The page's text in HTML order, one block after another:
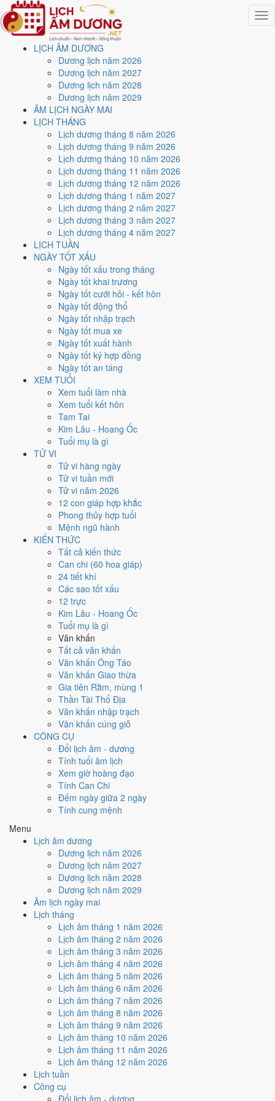
LỊCH ÂM DƯƠNG
Dương lịch năm 2026
Dương lịch năm 2027
Dương lịch năm 2028
Dương lịch năm 2029
ÂM LỊCH NGÀY MAI
LỊCH THÁNG
Lịch dương tháng 8 năm 2026
Lịch dương tháng 9 năm 2026
Lịch dương tháng 10 năm 2026
Lịch dương tháng 11 năm 2026
Lịch dương tháng 12 năm 2026
Lịch dương tháng 1 năm 2027
Lịch dương tháng 2 năm 2027
Lịch dương tháng 3 năm 2027
Lịch dương tháng 4 năm 2027
LỊCH TUẦN
NGÀY TỐT XẤU
Ngày tốt xấu trong tháng
Ngày tốt khai trương
Ngày tốt cưới hỏi - kết hôn
Ngày tốt động thổ
Ngày tốt nhập trạch
Ngày tốt mua xe
Ngày tốt xuất hành
Ngày tốt ký hợp đồng
Ngày tốt an táng
XEM TUỔI
Xem tuổi làm nhà
Xem tuổi kết hôn
Tam Tai
Kim Lâu - Hoang Ốc
Tuổi mụ là gì
TỬ VI
Tử vi hàng ngày
Tử vi tuần mới
Tử vi năm 2026
12 con giáp hợp khắc
Phong thủy hợp tuổi
Mệnh ngũ hành
KIẾN THỨC
Tất cả kiến thức
Can chi (60 hoa giáp)
24 tiết khí
Các sao tốt xấu
12 trực
Kim Lâu - Hoang Ốc
Tuổi mụ là gì
Văn khấn
Tất cả văn khấn
Văn khấn Ông Táo
Văn khấn Giao thừa
Gia tiên Rằm, mùng 1
Thần Tài Thổ Địa
Văn khấn nhập trạch
Văn khấn cúng giỗ
CÔNG CỤ
Đổi lịch âm - dương
Tính tuổi âm lịch
Xem giờ hoàng đạo
Tính Can Chi
Đếm ngày giữa 2 ngày
Tính cung mệnh
Menu
Lịch âm dương
Dương lịch năm 2026
Dương lịch năm 2027
Dương lịch năm 2028
Dương lịch năm 2029
Âm lịch ngày mai
Lịch tháng
Lịch âm tháng 1 năm 2026
Lịch âm tháng 2 năm 2026
Lịch âm tháng 3 năm 2026
Lịch âm tháng 4 năm 2026
Lịch âm tháng 5 năm 2026
Lịch âm tháng 6 năm 2026
Lịch âm tháng 7 năm 2026
Lịch âm tháng 8 năm 2026
Lịch âm tháng 9 năm 2026
Lịch âm tháng 10 năm 2026
Lịch âm tháng 11 năm 2026
Lịch âm tháng 12 năm 2026
Lịch tuần
Công cụ
Đổi lịch âm - dương
Trang chủ
Lịch năm 1973
Tháng 11/1973
Ngày 20/11/1973 (Canh Thân)
Xem ngày20/11/1973
dương lịch - Ngày 26/10 âm
lịch (Canh Thân) tốt hay
Ngày 20/11/1973 dương lịch (Thứ Ba) là ngày 26/10/1973 âm lịch
Canh Thân- Cùng hành, Trực Thâu, Sao Dực, nạp âm
Thạch Lựu Mộc. Tổng hòa, đây là
4.1/10cho các việc quan trọng. Giờ Hoàng Đạo trong ngày:
Thìn, Tỵ, Mùi, Tuất.
Ngày Dương
Tháng 11 năm 1973
Tháng 10 âm năm 1973
Tiết Lập Đông
Ngày Canh Thân có TrựcThâu (ngày thu hoạch, tích trữ) nhưng gặp
Thiên Hình hắc đạo. Điểm trung bình 7 việc chính chỉ
Ngày Hung, cần thận trọng với các quyết định lớn khó đảo
Tý, Thìn, Tỵhợp ngày; tuổi
Ngày 20/11/1973 tốt hay xấu cho
việc gì?
Ngày 20/11/1973 đạt4.1/10
Mở kho - xuất hàng (8/10)
Trực Thâu (ngày thu hoạch, tích trữ) nhưng gặp Sao Thiên Hình hắc
đạo nên điểm từng việc chênh nhau như bảng dưới.
Cưới hỏi - đính hôn
Trung bình
Cưới hỏi - đính hôn hôm nay ở
Hắc Đạo gây bất lợi.
Cách tính ngày tốt
Khai trương - mở cửa hàng
Trung bình
Khai trương - mở cửa hàng hôm nay ở
Ngày Hắc Đạo gây bất lợi.
Cách tính ngày tốt
Ký hợp đồng - giao ước
6/10
Ký hợp đồng - giao ước hôm nay ở
, nhưng Ngày Hắc Đạo kéo giảm điểm.
Cách tính ngày tốt
Động thổ - khởi công
/10
Trung bình
Động thổ - khởi công hôm nay ở
Ngày Hắc Đạo
Cách tính ngày tốt
Nhập trạch - vào nhà mới
Trung bình
Nhập trạch - vào nhà mới hôm nay ở
Ngày Hắc Đạogây bất lợi.
Cách tính ngày tốt
Mua xe - tậu xe
Trung bình
Mua xe - tậu xe hôm nay ởmức trung bình (4/10)
Hắc Đạogây bất lợi.
Cách tính ngày tốt
✈️
Xuất hành - đi xa
Xấu